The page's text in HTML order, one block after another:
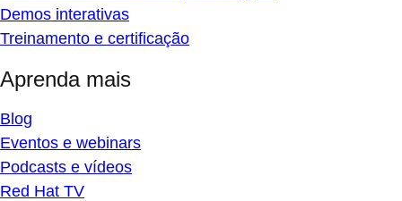
Demos interativas
Treinamento e certificação
Aprenda mais
Blog
Eventos e webinars
Podcasts e vídeos
Red Hat TV